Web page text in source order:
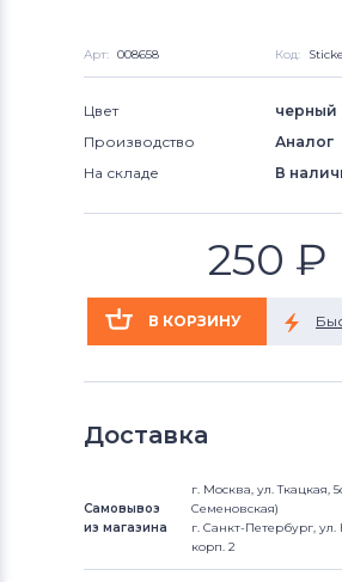
Арт: 008658 Код:
Цвет
черный
Производство
Аналог
На складе
В
250 ₽
Доставка
Самовывоз
из магазина
г. Москва, ул. Ткацкая,
Семеновская)
г. Санкт-Петербург, ул.
корп. 2